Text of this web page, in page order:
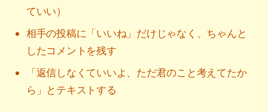
ていい）
相手の投稿に「いいね」だけじゃなく、ちゃんと
したコメントを残す
「返信しなくていいよ、ただ君のこと考えてたか
ら」とテキストする